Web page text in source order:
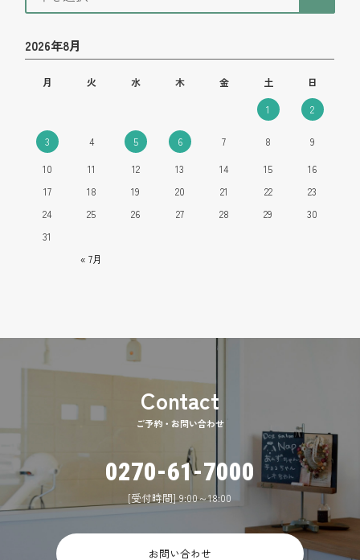
2026年8月
月 火 水 木 金 土 日
« 7月
1 2
3 4 5 6 7 8
9
10
11 12 13 14 15
16
17
18 19 20 21 22
23
24
25 26 27 28 29
30
31
ご予約・お問い合わせ
0270-61-7000
[受付時間] 9:00～18:00
お問い合わせ